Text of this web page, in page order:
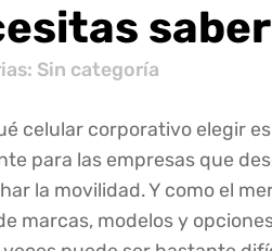
saber
Sin categoría
celular corporativo elegir
para las empresas que
la movilidad. Y como el
marcas, modelos y